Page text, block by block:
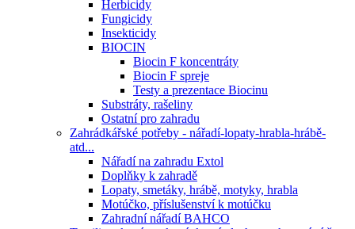
Herbicidy
Fungicidy
Insekticidy
BIOCIN
Biocin F koncentráty
Biocin F spreje
Testy a prezentace Biocinu
Substráty, rašeliny
Ostatní pro zahradu
Zahrádkářské potřeby - nářadí-lopaty-hrabla-hrábě-
atd...
Nářadí na zahradu Extol
Doplňky k zahradě
Lopaty, smetáky, hrábě, motyky, hrabla
Motúčko, příslušenství k motúčku
Zahradní nářadí BAHCO